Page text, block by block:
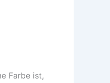
Farbe ist,